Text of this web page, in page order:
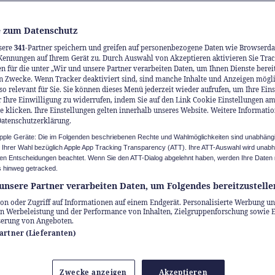
Ein
Bergsport und Panorama-Spa:
Natur und Familienaktivitäten –
der Rhoneebene entfernt.
über Sitten im Kanton Wallis gelegene
Datenschutz
341-Partner speichern und greifen auf personenbezogene Daten wie
auf Ihrem Gerät zu. Durch Auswahl von Akzeptieren aktivieren Sie
für die unter „Wir und unsere Partner verarbeiten Daten, um Ihnen Dienste
Zwecke. Wenn Tracker deaktiviert sind, sind manche Inhalte und Anzeigen
relevant für Sie. Sie können dieses Menü jederzeit wieder aufrufen, um Ihre
Ihre Einwilligung zu widerrufen, indem Sie auf den Link Cookie Einstellungen
klicken. Ihre Einstellungen gelten innerhalb unseres Website. Weitere
Geräte: Die im Folgenden beschriebenen Rechte und Wahlmöglichkeiten sind
Wahl bezüglich Apple App Tracking Transparency (ATT). Ihre ATT-Auswahl wird
Entscheidungen beachtet. Wenn Sie den ATT-Dialog abgelehnt haben, werden Ihre Daten
hinweg getracked.
Partner verarbeiten Daten, um Folgendes
oder Zugriff auf Informationen auf einem Endgerät. Personalisierte Werbung
Werbeleistung und der Performance von Inhalten, Zielgruppenforschung sowie
von Angeboten.
(Lieferanten)
Zwecke anzeigen Akzeptieren